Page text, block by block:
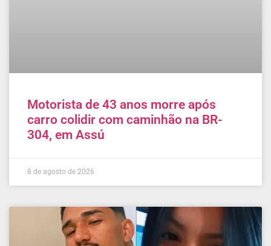
Motorista de 43 anos morre após
carro colidir com caminhão na BR-
304, em Assú
8 de agosto de 2026